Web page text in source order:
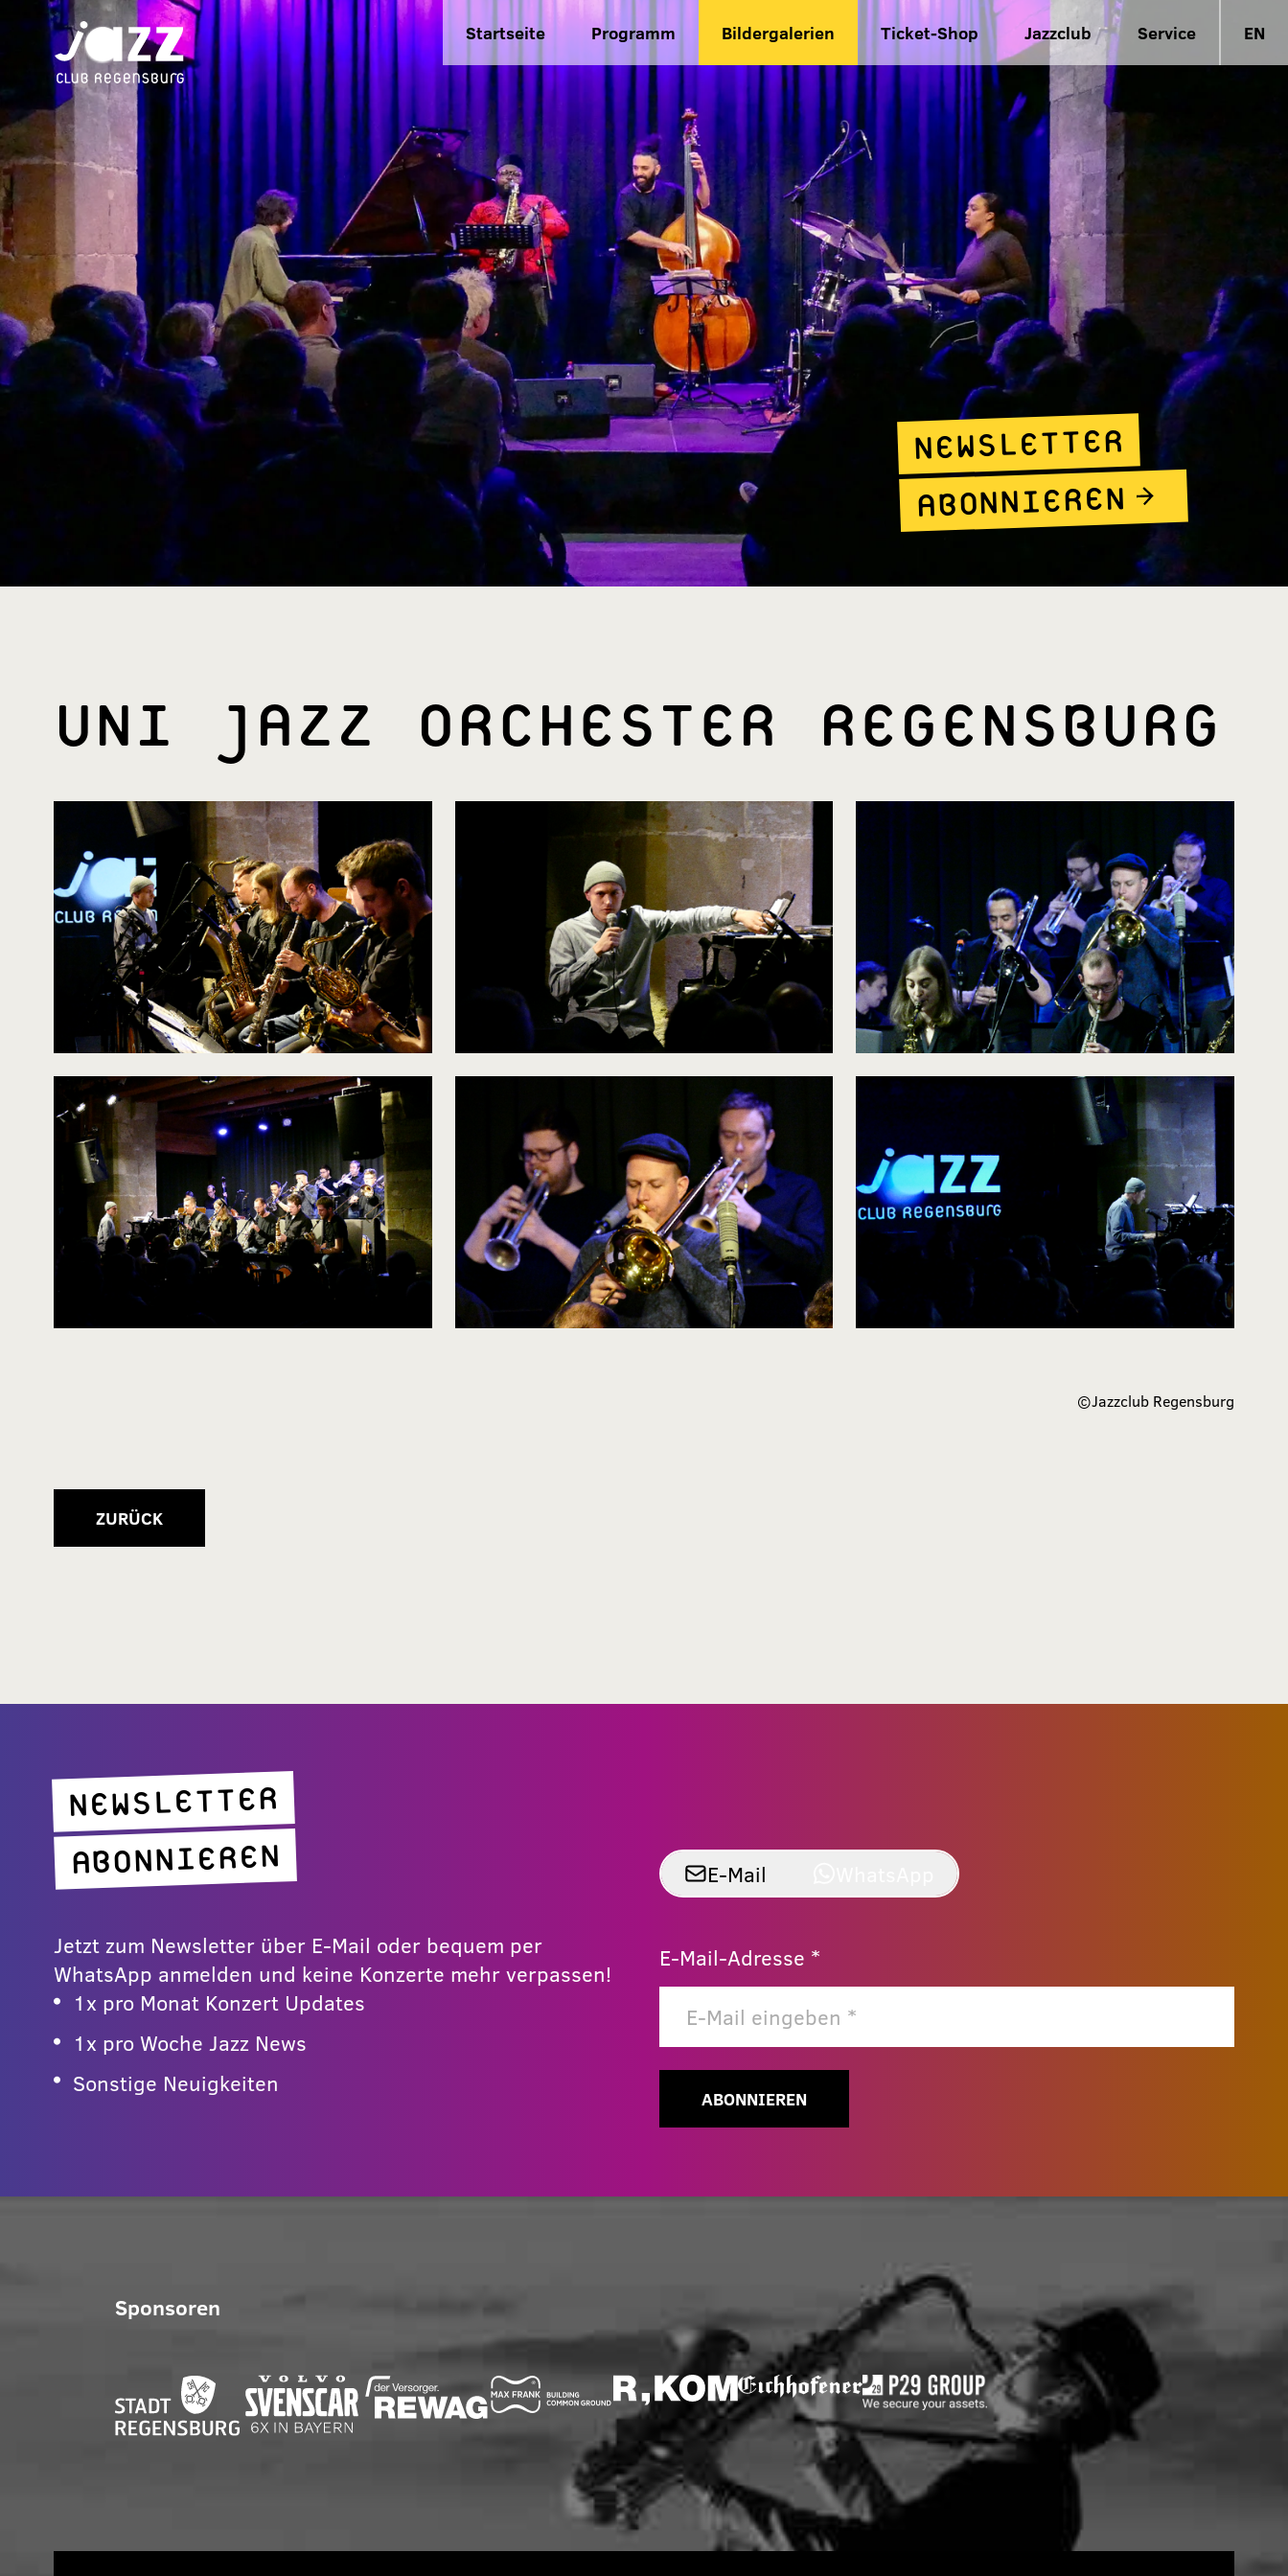
Startseite Programm Bildergalerien Ticket-Shop Jazzclub Service EN
NEWSLETTER
ABONNIEREN
UNI JAZZ ORCHESTER REGENSBURG
©Jazzclub Regensburg
ZURÜCK
NEWSLETTER
ABONNIEREN
Jetzt zum Newsletter über E-Mail oder bequem per
WhatsApp anmelden und keine Konzerte mehr verpassen!
1x pro Monat Konzert Updates
1x pro Woche Jazz News
Sonstige Neuigkeiten
E-Mail
E-Mail-Adresse *
ABONNIEREN
Sponsoren